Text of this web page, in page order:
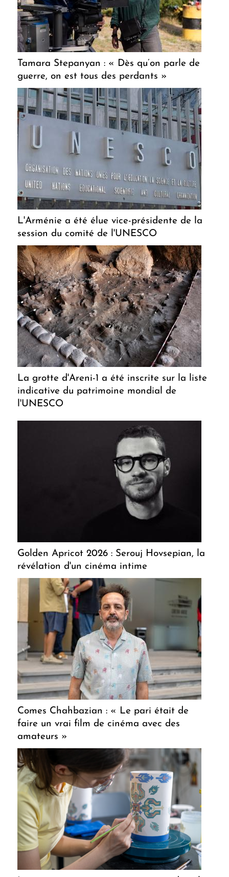
Tamara Stepanyan : « Dès qu’on parle de
guerre, on est tous des perdants »
L'Arménie a été élue vice-présidente de la
session du comité de l'UNESCO
La grotte d'Areni-1 a été inscrite sur la liste
indicative du patrimoine mondial de
l'UNESCO
Golden Apricot 2026 : Serouj Hovsepian, la
révélation d'un cinéma intime
Comes Chahbazian : « Le pari était de
faire un vrai film de cinéma avec des
amateurs »